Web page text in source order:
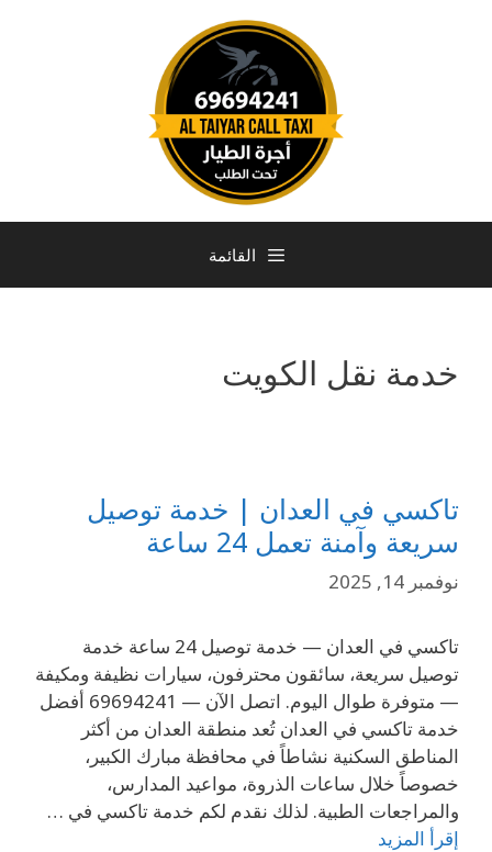
القائمة
خدمة نقل الكويت
تاكسي في العدان | خدمة توصيل
سريعة وآمنة تعمل 24 ساعة
نوفمبر 14, 2025
تاكسي في العدان — خدمة توصيل 24 ساعة خدمة
توصيل سريعة، سائقون محترفون، سيارات نظيفة ومكيفة
— متوفرة طوال اليوم. اتصل الآن — 69694241 أفضل
خدمة تاكسي في العدان تُعد منطقة العدان من أكثر
المناطق السكنية نشاطاً في محافظة مبارك الكبير،
خصوصاً خلال ساعات الذروة، مواعيد المدارس،
والمراجعات الطبية. لذلك نقدم لكم خدمة تاكسي في …
إقرأ المزيد